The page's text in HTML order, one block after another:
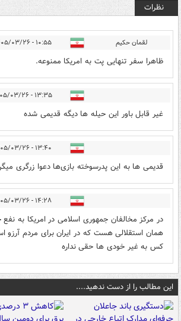
نظرات
لقمان حکیم ۱۰:۵۵ - ۱۴۰۵/۰۳/۲۶
ظاهرا سفر تنهایی پت به امریکا ممنوعه.
۱۳:۳۵ - ۱۴۰۵/۰۳/۲۶
غیر قابل باور این حیله ها دیگه قدیمی شده
۱۳:۴۰ - ۱۴۰۵/۰۳/۲۶
قدیمی ها به این پدرسوخته بازی‌ها دعوا زرگری
۱۴:۲۸ - ۱۴۰۵/۰۳/۲۶
در مرکز مخالفان جمهوری اسلامی در امریکا به
همان استقلالی هست که در ایران برای مردم
کس به غیر خودی ها حقی نداره
این مطالب را از دست ندهید....